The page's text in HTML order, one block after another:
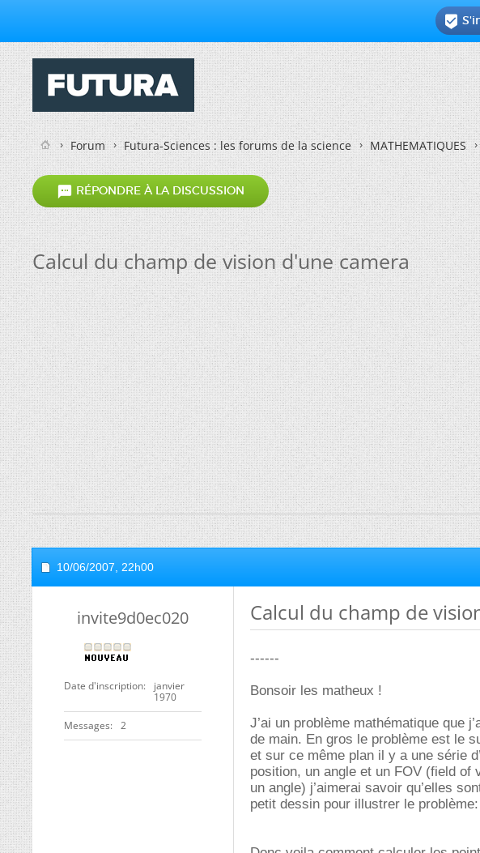

Forum Futura-Sciences : les forums de la science MATHEMATIQUES
 RÉPONDRE À LA DISCUSSION
Calcul du champ de vision d'une camera
10/06/2007, 22h00
invite9d0ec020
Date d'inscription
janvier
1970
Messages 2
Calcul du champ de
------
Bonsoir les matheux !
J’ai un problème mathématique que
de main. En gros le problème est le
et sur ce même plan il y a une série
position, un angle et un FOV (field of
un angle) j’aimerai savoir qu’elles
petit dessin pour illustrer le problème: